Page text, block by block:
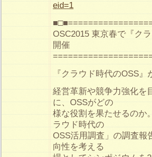
eid=1
OSC2015 東京春で『ク
開催
『クラウド時代のOSS
経営革新や競争力強化を
に、OSSがどの
様な役割を果たせるのか
ラウド時代の
OSS活用調査」の調査報
向性を考える